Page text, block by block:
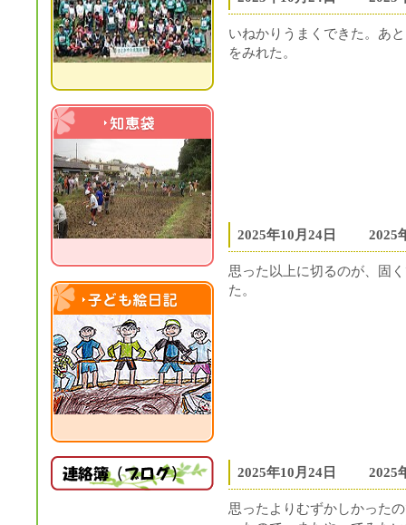
知恵袋
子ども絵日記
いねかりうまくできた。あ
をみれた。
2025年10月24日 2025
思った以上に切るのが、固
た。
2025年10月24日 2025
思ったよりむずかしかった